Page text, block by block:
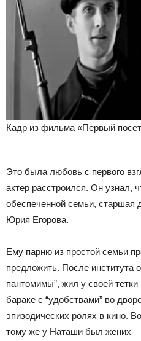
Кадр из фильма «Первый
Это была любовь с первого
актер расстроился. Он
обеспеченной семьи, старшая
Юрия Егорова.
Ему парню из простой семьи
предложить. После института
пантомимы”, жил у своей
бараке с “удобствами” во
эпизодических ролях в кино.
тому же у Наташи был жених —